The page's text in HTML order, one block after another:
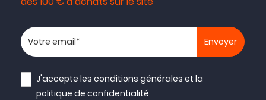
Votre adresse email
J'accepte lesconditions générales et la
politique de confidentialité